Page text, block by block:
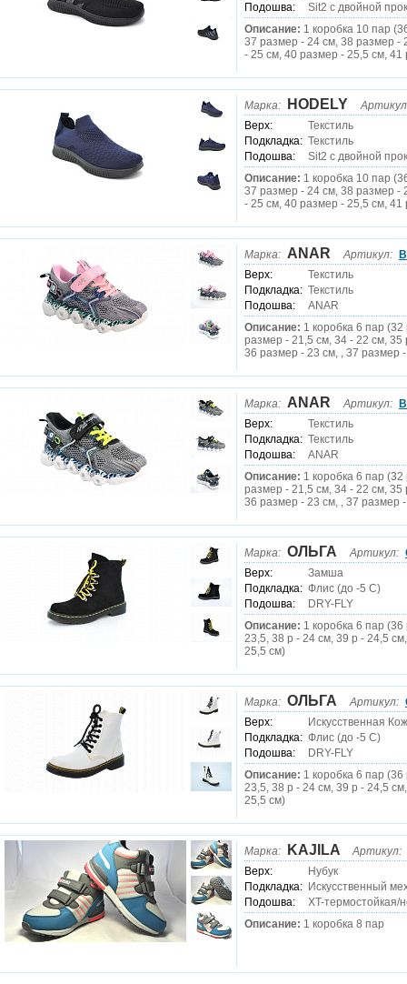
Подошва:
Sit2 c двойной
Описание: 1 коробка 10 пар
37 размер - 24 см, 38 размер -
- 25 см, 40 размер - 25,5 см, 41
Марка: HODELY
Верх:
Текстиль
Подкладка: Текстиль
Подошва:
Sit2 c двойной
Описание: 1 коробка 10 пар
37 размер - 24 см, 38 размер -
- 25 см, 40 размер - 25,5 см, 41
Марка: ANAR Артикул:
Верх:
Текстиль
Подкладка: Текстиль
Подошва:
ANAR
Описание: 1 коробка 6 пар
размер - 21,5 см, 34 - 22 см, 35
36 размер - 23 см, , 37 размер
Марка: ANAR Артикул:
Верх:
Текстиль
Подкладка: Текстиль
Подошва:
ANAR
Описание: 1 коробка 6 пар
размер - 21,5 см, 34 - 22 см, 35
36 размер - 23 см, , 37 размер
Марка: ОЛЬГА Артикул:
Верх:
Замша
Подкладка: Флис (до -5 C)
Подошва:
DRY-FLY
Описание: 1 коробка 6 пар
23,5, 38 р - 24 см, 39 р - 24,5
25,5 см)
Марка: ОЛЬГА Артикул:
Верх:
Искусственная
Подкладка: Флис (до -5 C)
Подошва:
DRY-FLY
Описание: 1 коробка 6 пар
23,5, 38 р - 24 см, 39 р - 24,5
25,5 см)
Марка: KAJILA
Артикул:
Верх:
Нубук
Подкладка: Искусственный
Подошва:
XT-термостойкая/
Описание: 1 коробка 8 пар